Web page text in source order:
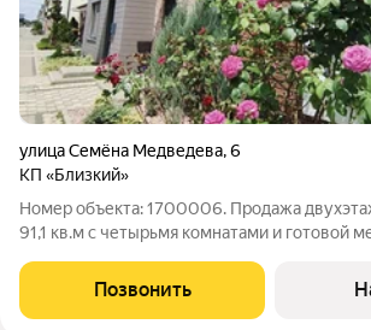
улица Семёна Медведева,6
КП «Близкий»
Номер объекта: 1700006. Продажа
91,1 кв.м с четырьмя комнатами и готовой
отличная термо и звукоизоляция , что
снизить затраты по
Позвонить